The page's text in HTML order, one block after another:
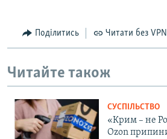
Поділитись Читати без VPN
Читайте також
СУСПІЛЬСТВО
«Крим – не
Ozon